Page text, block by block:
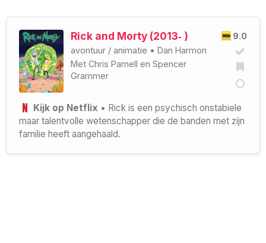
9.0
Rick and Morty (2013‑ )
avontuur / animatie • Dan Harmon
Met Chris Parnell en Spencer
Grammer
Kijk op Netflix • Rick is een psychisch onstabiele
maar talentvolle wetenschapper die de banden met zijn
familie heeft aangehaald.